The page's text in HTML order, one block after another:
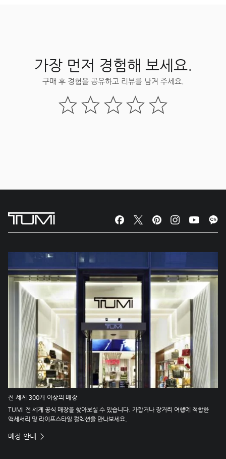
가장 먼저 경험해 보세요.
구매 후 경험을 공유하고 리뷰를 남겨 주세요.
전 세계 300개 이상의 매장
TUMI 전 세계 공식 매장을 찾아보실 수 있습니다. 가깝거나 장거리 여행에 적합한
액세서리 및 라이프스타일 컬렉션을 만나보세요.
매장 안내